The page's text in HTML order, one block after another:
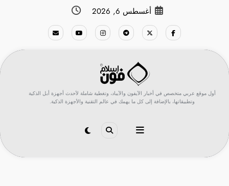
أغسطس 6, 2026
أول موقع عربي متخصص في أخبار الآيفون والآيباد، وتغطية شاملة لأحدث أجهزة أبل الذكية
وتطبيقاتها، بالإضافة إلى كل ما يهمك في عالم التقنية والأجهزة الذكية.